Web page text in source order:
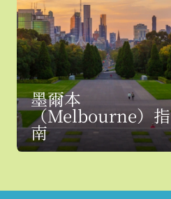
墨爾本
（Melbourne）指
南